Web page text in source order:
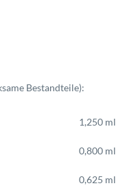
Bestandteile):
1,250 ml
0,800 ml
0,625 ml